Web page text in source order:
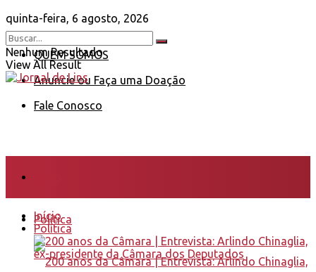
quinta-feira, 6 agosto, 2026
QUEM SOMOS
Anuncie ou Faça uma Doação
Fale Conosco
Nenhum Resultado
View All Result
Política
Início
Política